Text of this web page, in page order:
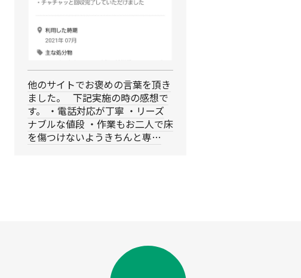
他のサイトでお褒めの言葉を頂き
ました。 下記実施の時の感想で
す。 ・電話対応が丁寧 ・リーズ
ナブルな値段 ・作業もお二人で床
を傷つけないようきちんと専…